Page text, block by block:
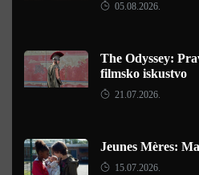
05.08.2026.
The Odyssey:
filmsko iskustvo
21.07.2026.
Jeunes Mères:
15.07.2026.